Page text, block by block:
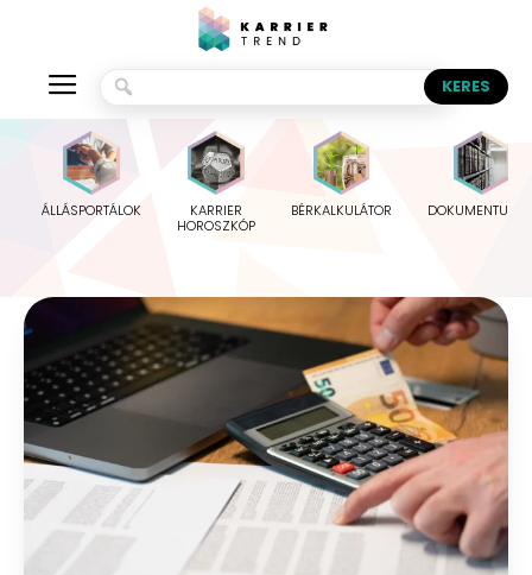
ÁLLÁSPORTÁLOK
KARRIER
HOROSZKÓP
BÉRKALKULÁTOR